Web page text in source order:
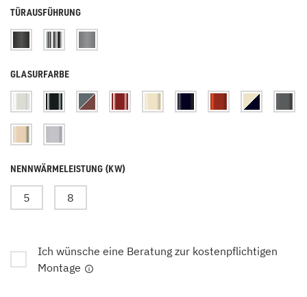
TÜRAUSFÜHRUNG
GLASURFARBE
NENNWÄRMELEISTUNG (KW)
5 8
Ich wünsche eine Beratung zur kostenpflichtigen
Montage